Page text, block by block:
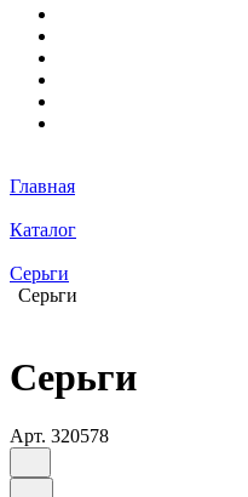
Главная
Каталог
Серьги
Серьги
Серьги
Арт. 320578